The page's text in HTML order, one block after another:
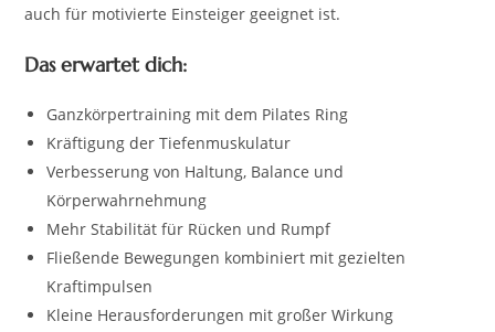
auch für motivierte Einsteiger geeignet ist.
Das erwartet dich:
Ganzkörpertraining mit dem Pilates Ring
Kräftigung der Tiefenmuskulatur
Verbesserung von Haltung, Balance und
Körperwahrnehmung
Mehr Stabilität für Rücken und Rumpf
Fließende Bewegungen kombiniert mit gezielten
Kraftimpulsen
Kleine Herausforderungen mit großer Wirkung